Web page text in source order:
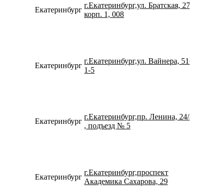
Екатеринбург
г.Екатеринбург,ул. Братская, 27
корп. 1, 008
Екатеринбург
г.Екатеринбург,ул. Вайнера, 51б,
1-5
Екатеринбург
г.Екатеринбург,пр. Ленина, 24/8
, подъезд № 5
Екатеринбург
г.Екатеринбург,проспект
Академика Сахарова, 29